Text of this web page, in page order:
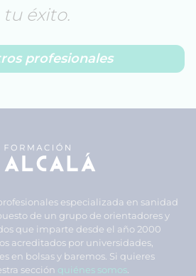
tu éxito.
profesionales
especializada en sanidad
de un grupo de orientadores y
que imparte desde el año 2000
acreditados por universidades,
en bolsas y baremos. Si quieres
sección quiénes somos